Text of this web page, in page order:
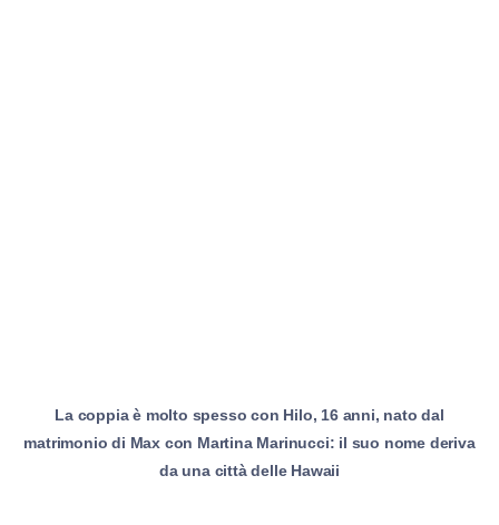
La coppia è molto spesso con Hilo, 16 anni, nato dal
matrimonio di Max con Martina Marinucci: il suo nome deriva
da una città delle Hawaii